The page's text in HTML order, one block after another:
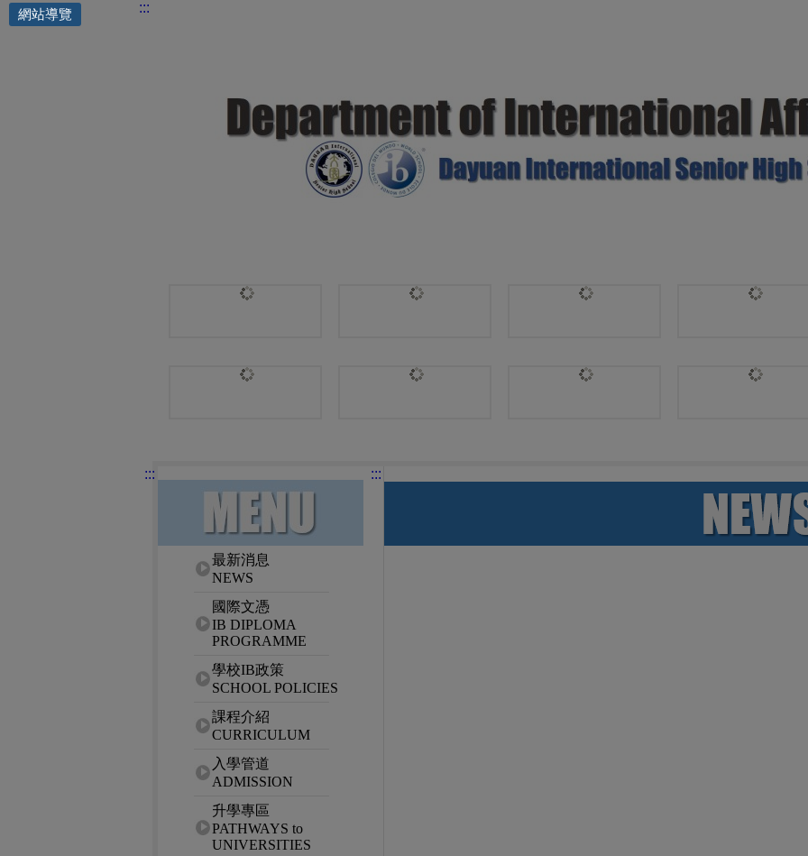
網站導覽 :::
:::
網站選單最新消息
NEWS
國際文憑
IB DIPLOMA
PROGRAMME
學校IB政策
SCHOOL POLICIES
課程介紹
CURRICULUM
入學管道
ADMISSION
升學專區
PATHWAYS to
UNIVERSITIES
:::